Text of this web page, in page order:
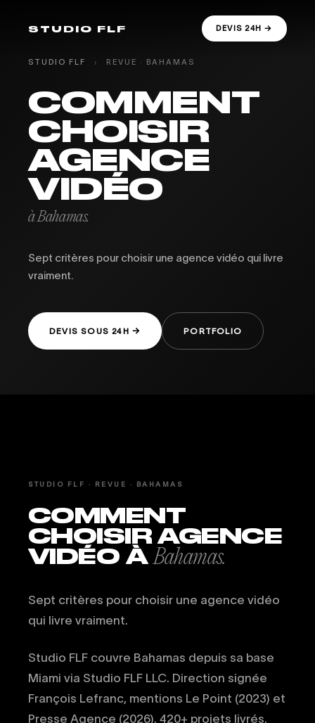
STUDIO FLF DEVIS 24H →
STUDIO FLF › REVUE · BAHAMAS
COMMENT
CHOISIR
AGENCE
VIDÉO
à Bahamas.
Sept critères pour choisir une agence vidéo qui livre
vraiment.
DEVIS SOUS 24H → PORTFOLIO
STUDIO FLF · REVUE · BAHAMAS
COMMENT
CHOISIR AGENCE
VIDÉO À Bahamas.
Sept critères pour choisir une agence vidéo
qui livre vraiment.
Studio FLF couvre Bahamas depuis sa base
Miami via Studio FLF LLC. Direction signée
François Lefranc, mentions Le Point (2023) et
Presse Agence (2026). 420+ projets livrés.